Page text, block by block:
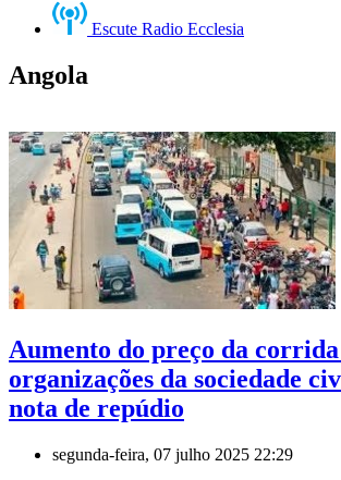
Escute Radio Ecclesia
Angola
Aumento do preço da
organizações da sociedade
nota de repúdio
segunda-feira, 07 julho 2025 22:29